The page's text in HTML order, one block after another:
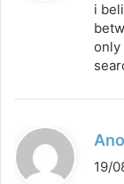
i
only
19/